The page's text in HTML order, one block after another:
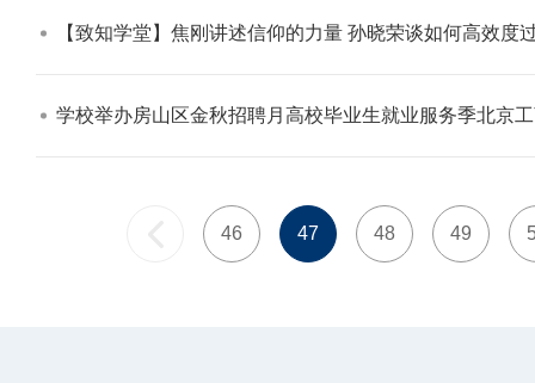
【致知学堂】焦刚讲述信仰的力量 孙晓荣谈如何高效度
学校举办房山区金秋招聘月高校毕业生就业服务季北京
46 47 48 49